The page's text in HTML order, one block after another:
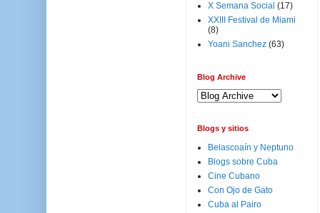
X Semana Social (17)
XXIII Festival de Miami
(8)
Yoani Sanchez (63)
Blog Archive
Blogs y sitios
Belascoaín y Neptuno
Blogs sobre Cuba
Cine Cubano
Con Ojo de Gato
Cuba al Pairo